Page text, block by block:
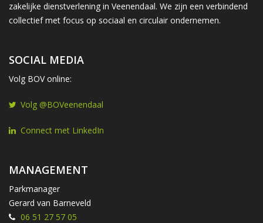
zakelijke dienstverlening in Veenendaal. We zijn een verbindend
collectief met focus op sociaal en circulair ondernemen.
SOCIAL MEDIA
Volg BOV online:
Volg @BOVeenendaal
Connect met LinkedIn
MANAGEMENT
Parkmanager
Gerard van Barneveld
06 51 27 57 05